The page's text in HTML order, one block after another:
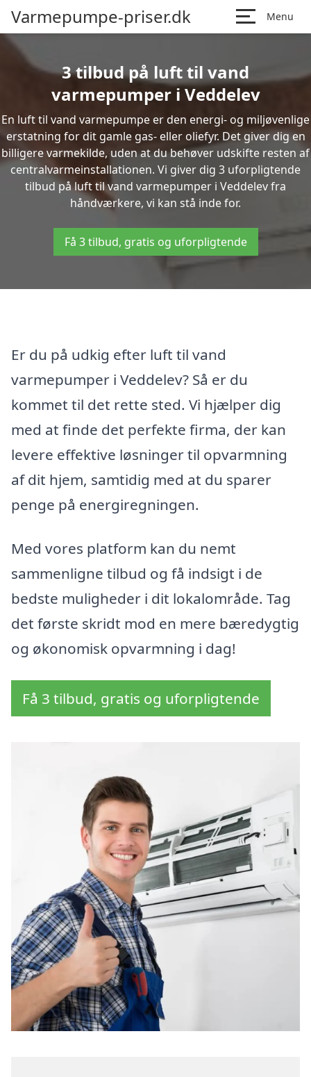
Varmepumpe-priser.dk Menu
3 tilbud på luft til vand
varmepumper i Veddelev
En luft til vand varmepumpe er den energi- og miljøvenlige
erstatning for dit gamle gas- eller oliefyr. Det giver dig en
billigere varmekilde, uden at du behøver udskifte resten af
centralvarmeinstallationen. Vi giver dig 3 uforpligtende
tilbud på luft til vand varmepumper i Veddelev fra
håndværkere, vi kan stå inde for.
Få 3 tilbud, gratis og uforpligtende
Er du på udkig efter luft til vand
varmepumper i Veddelev? Så er du
kommet til det rette sted. Vi hjælper dig
med at finde det perfekte firma, der kan
levere effektive løsninger til opvarmning
af dit hjem, samtidig med at du sparer
penge på energiregningen.
Med vores platform kan du nemt
sammenligne tilbud og få indsigt i de
bedste muligheder i dit lokalområde. Tag
det første skridt mod en mere bæredygtig
og økonomisk opvarmning i dag!
Få 3 tilbud, gratis og uforpligtende